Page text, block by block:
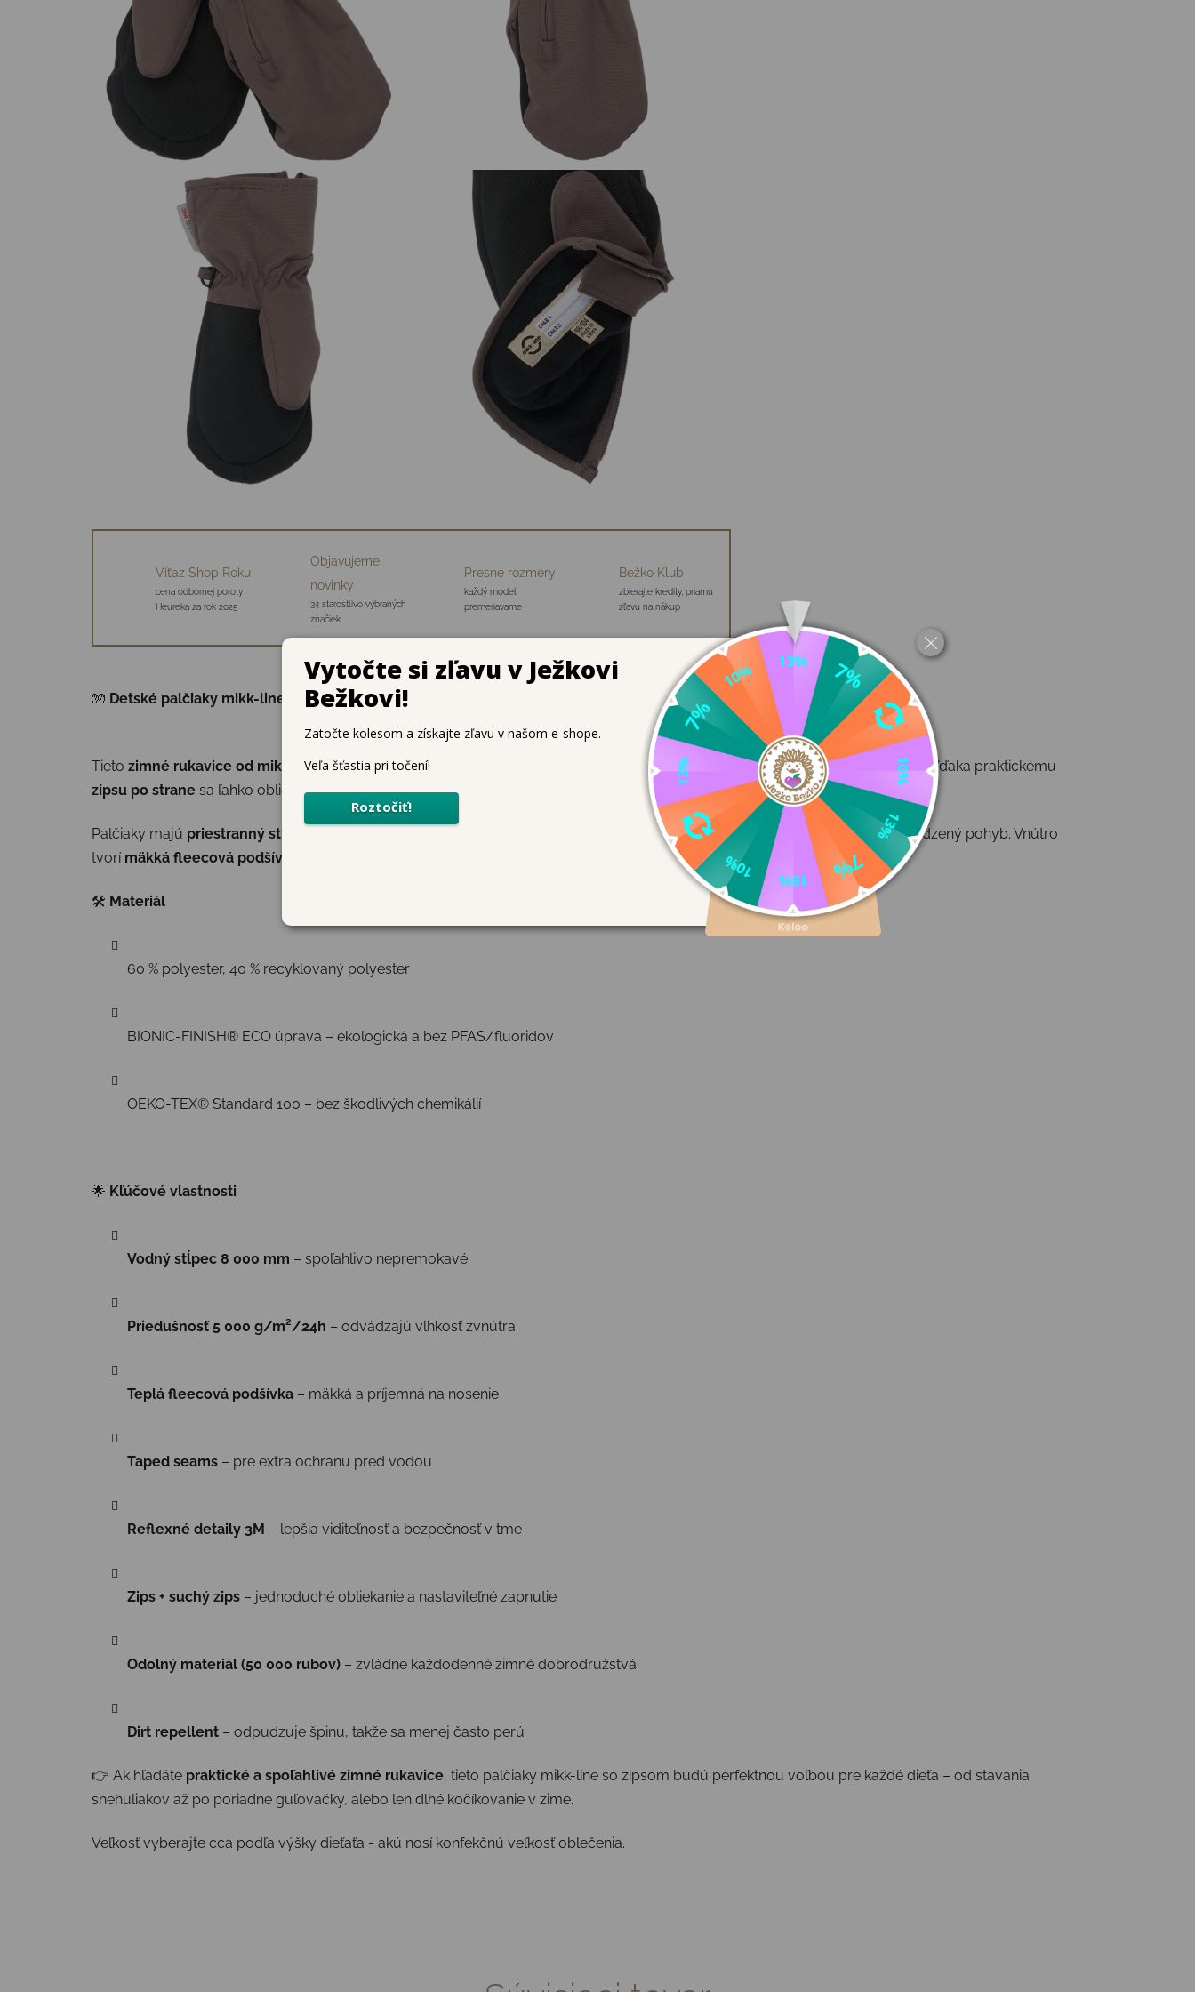
Víťaz Shop Roku
cena odbornej poroty
Heureka za rok 2025
Objavujeme
novinky
34 starostlivo vybraných
značiek
Presné rozmery
každý model
premeriavame
Bežko Klub
zbierajte kredity, priamu
zľavu na nákup
🧤 Detské palčiaky mikk-line so zipsom – hrejivé, nepremokavé a praktické
Tieto zimné rukavice od mikk-linesú navrhnuté tak, aby deti udržali ruky v teple a suchu aj počas dlhých hodín hrania v snehu. Vďaka praktickému
zipsu po strane sa ľahko obliekajú aj vyzliekajú – ideálne pre menšie deti alebo pri rannom obliekaní, keď sa ponáhľate.
Palčiaky majú priestranný strih
, takže prsty zostávajú spolu a lepšie si držia teplo. Navyše poskytujú dostatok voľnosti na prirodzený pohyb. Vnútro
tvorí mäkká fleecová podšívka
🛠 Materiál
60 % polyester, 40 % recyklovaný polyester
BIONIC-FINISH® ECO úprava – ekologická a bez PFAS/fluoridov
OEKO-TEX® Standard 100 – bez škodlivých chemikálií
🌟 Kľúčové vlastnosti
Vodný stĺpec 8 000 mm – spoľahlivo nepremokavé
Priedušnosť 5 000 g/m²/24h – odvádzajú vlhkosť zvnútra
Teplá fleecová podšívka – mäkká a príjemná na nosenie
Taped seams – pre extra ochranu pred vodou
Reflexné detaily 3M – lepšia viditeľnosť a bezpečnosť v tme
Zips + suchý zips – jednoduché obliekanie a nastaviteľné zapnutie
Odolný materiál (50 000 rubov) – zvládne každodenné zimné dobrodružstvá
Dirt repellent – odpudzuje špinu, takže sa menej často perú
👉 Ak hľadáte praktické a spoľahlivé zimné rukavice, tieto palčiaky mikk-line so zipsom budú perfektnou voľbou pre každé dieťa – od stavania
snehuliakov až po poriadne guľovačky, alebo len dlhé kočíkovanie v zime.
Veľkosť vyberajte cca podľa výšky dieťaťa - akú nosí konfekčnú veľkosť oblečenia.